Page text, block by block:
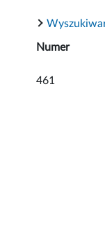
Numer
461